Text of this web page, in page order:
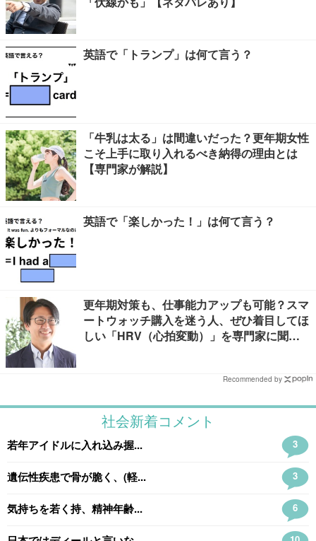
英語で「トランプ」は何て言う？
「牛乳は太る」は間違いだった？更年期女性
こそ上手に取り入れるべき納得の理由とは
【専門家が解説】
英語で「楽しかった！」は何て言う？
更年期対策も、仕事能力アップも可能？スマ
ートウォッチ購入を迷う人、ぜひ着目してほ
しい「HRV（心拍変動）」を専門家に聞き
Recommended by